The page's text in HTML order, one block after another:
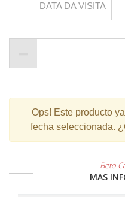
DATA DA VISITA
Ops! Este producto
fecha seleccionada.
Beto
MAS